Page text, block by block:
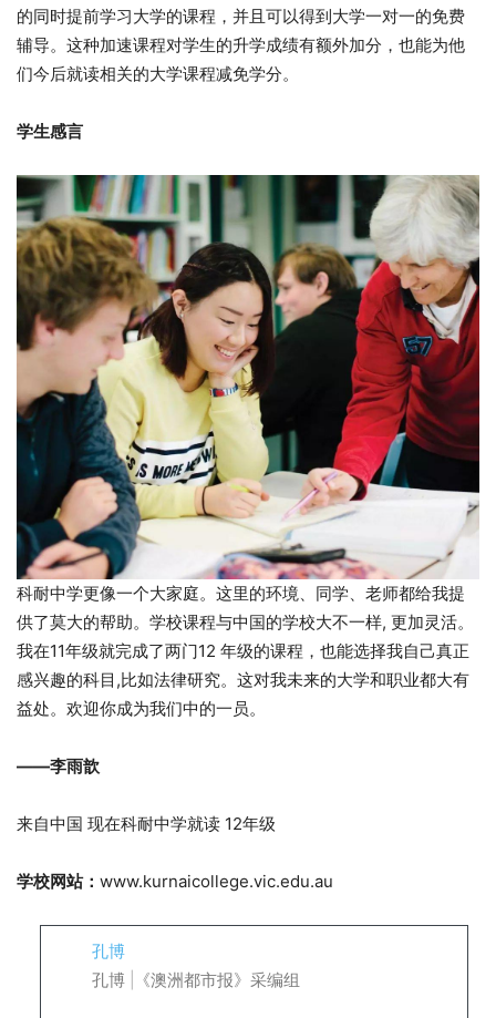
的同时提前学习大学的课程，并且可以得到大学一对一的免费
辅导。这种加速课程对学生的升学成绩有额外加分，也能为他
们今后就读相关的大学课程减免学分。
学生感言
科耐中学更像一个大家庭。这里的环境、同学、老师都给我提
供了莫大的帮助。学校课程与中国的学校大不一样, 更加灵活。
我在11年级就完成了两门12 年级的课程，也能选择我自己真正
感兴趣的科目,比如法律研究。这对我未来的大学和职业都大有
益处。欢迎你成为我们中的一员。
——李雨歆
来自中国 现在科耐中学就读 12年级
学校网站： www.kurnaicollege.vic.edu.au
孔博
孔博 |《澳洲都市报》采编组